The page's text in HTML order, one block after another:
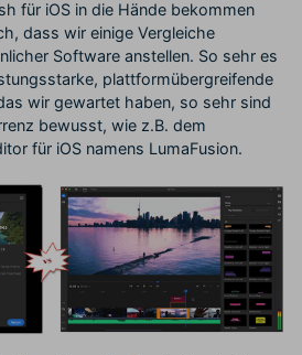
für iOS in die Hände bekommen
dass wir einige Vergleiche
Software anstellen. So sehr es
plattformübergreifende
wir gewartet haben, so sehr sind
bewusst, wie z.B. dem
für iOS namens LumaFusion.